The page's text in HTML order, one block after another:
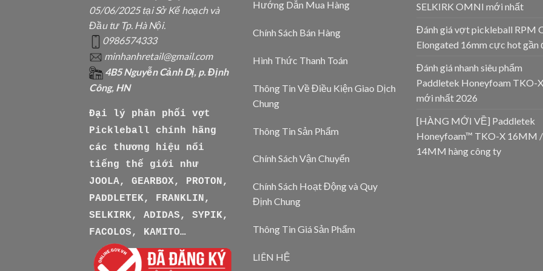
05/06/2025 tại Sở Kế hoạch và
Đầu tư Tp. Hà Nội.
0986574333
minhanhretail@gmail.com
4B5 Nguyễn Cảnh Dị, p. Định
Công, HN
Đại lý phân phối vợt
Pickleball chính hãng
các thương hiệu nổi
tiếng thế giới như
JOOLA, GEARBOX, PROTON,
PADDLETEK, FRANKLIN,
SELKIRK, ADIDAS, SYPIK,
FACOLOS, KAMITO…
Hướng Dẫn Mua Hàng
Chính Sách Bán Hàng
Hình Thức Thanh Toán
Thông Tin Về Điều Kiện Giao Dịch
Chung
Thông Tin Sản Phẩm
Chính Sách Vận Chuyển
Chính Sách Hoạt Động và Quy
Định Chung
Thông Tin Giá Sản Phẩm
LIÊN HỆ
SELKIRK OMNI mới nhất
Đánh giá vợt pickleball RPM
Elongated 16mm cực hot gần
Đánh giá nhanh siêu phẩm
Paddletek Honeyfoam TKO-X
mới nhất 2026
[HÀNG MỚI VỀ] Paddletek
Honeyfoam™ TKO-X 16MM /
14MM hàng công ty